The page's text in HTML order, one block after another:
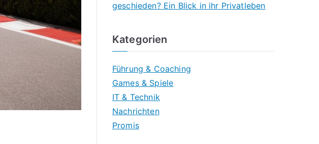
geschieden? Ein Blick in ihr Privatleben
Kategorien
Führung & Coaching
Games & Spiele
IT & Technik
Nachrichten
Promis